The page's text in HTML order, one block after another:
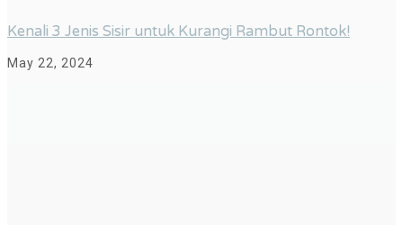
Kenali 3 Jenis Sisir untuk Kurangi Rambut Rontok!
May 22, 2024